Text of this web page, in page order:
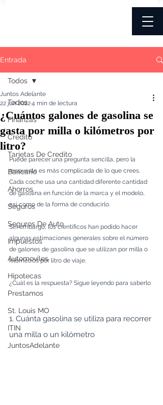
Entrada
Todos
Finanzas
Credito
Tarjetas De Credito
Bancario
Ahorros
Seguros
Seguros De Auto
Impuestos
Automoviles
Hipotecas
Prestamos
St. Louis MO
ITIN
JuntosAdelante
Todos
¿Cuántos galones de gasolina se
gasta por milla o kilómetros por
litro?
Juntos Adelante
22 jun 20224 min de lectura
Puede parecer una pregunta sencilla, pero la
respuesta es más complicada de lo que crees.
Cada coche usa una cantidad diferente cantidad
de gasolina en función de la marca y el modelo,
así como de la forma de conducirlo.
Sin embargo, los científicos han podido hacer
algunas estimaciones generales sobre el número
de galones de gasolina que se utilizan por milla o
kilómetros por litro de viaje.
¿Cuál es la respuesta? Sigue leyendo para saberlo
1. Cuánta gasolina se utiliza para recorrer
una milla o un kilómetro